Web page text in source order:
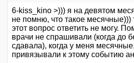
6-kiss_kino >))) я на девятом
не помню, что такое месячные)))
этот вопрос ответить не могу.
врачи не спрашивали (когда до
сдавала), когда у меня
привязывали к этому событию